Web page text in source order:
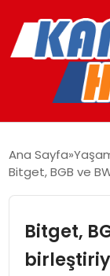
YAŞAM
GÜNCEL
MAGAZIN
Ana Sayfa
Bitget, BGB ve
Bitget,